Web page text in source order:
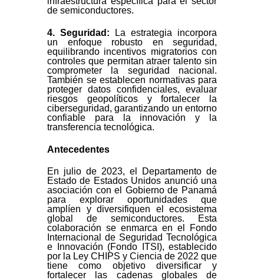
de semiconductores.
4. Seguridad: La estrategia incorpora
un enfoque robusto en seguridad,
equilibrando incentivos migratorios con
controles que permitan atraer talento sin
comprometer la seguridad nacional.
También se establecen normativas para
proteger datos confidenciales, evaluar
riesgos geopolíticos y fortalecer la
ciberseguridad, garantizando un entorno
confiable para la innovación y la
transferencia tecnológica.
Antecedentes
En julio de 2023, el Departamento de
Estado de Estados Unidos anunció una
asociación con el Gobierno de Panamá
para explorar oportunidades que
amplíen y diversifiquen el ecosistema
global de semiconductores. Esta
colaboración se enmarca en el Fondo
Internacional de Seguridad Tecnológica
e Innovación (Fondo ITSI), establecido
por la Ley CHIPS y Ciencia de 2022 que
tiene como objetivo diversificar y
fortalecer las cadenas globales de